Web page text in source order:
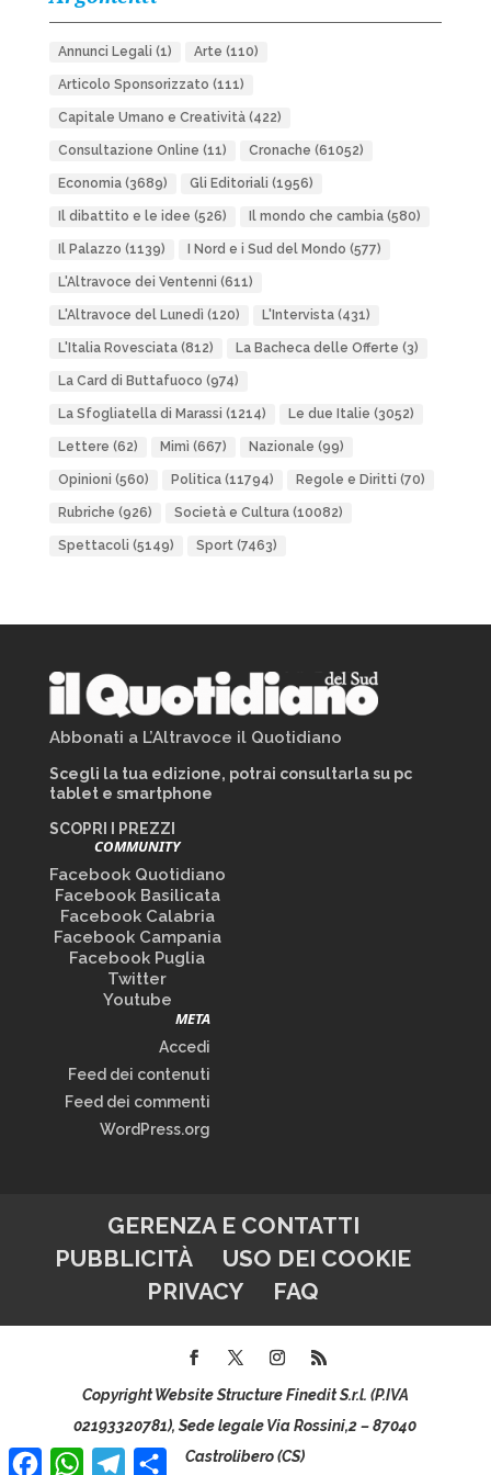
Annunci Legali (1) Arte (110)
Articolo Sponsorizzato (111)
Capitale Umano e Creatività(422)
Consultazione Online (11) Cronache (61052)
Economia(3689) Gli Editoriali (1956)
Il dibattito e le idee (526) Il mondo che cambia(580)
Il Palazzo (1139) I Nord e i Sud del Mondo (577)
L'Altravoce dei Ventenni (611)
L'Altravoce del Lunedì (120) L'Intervista(431)
L'Italia Rovesciata(812) La Bacheca delle Offerte (3)
La Card di Buttafuoco (974)
La Sfogliatella di Marassi (1214) Le due Italie (3052)
Lettere (62) Mimì (667) Nazionale (99)
Opinioni (560) Politica(11794) Regole e Diritti (70)
Rubriche (926) Società e Cultura(10082)
Spettacoli (5149) Sport(7463)
Abbonati a L’Altravoce il Quotidiano
Scegli la tua edizione, potrai consultarla su pc
tablet e smartphone
SCOPRI I PREZZI
COMMUNITY
Facebook Quotidiano
Facebook Basilicata
Facebook Calabria
Facebook Campania
Facebook Puglia
Twitter
Youtube
META
Accedi
Feed dei contenuti
Feed dei commenti
WordPress.org
GERENZA E CONTATTI
PUBBLICITÀ
USO DEI COOKIE
PRIVACY
FAQ
Copyright Website Structure Finedit S.r.l. (P.IVA
02193320781), Sede legale Via Rossini,2 – 87040
Castrolibero (CS)
Facebook
WhatsAppTelegram
Condividi